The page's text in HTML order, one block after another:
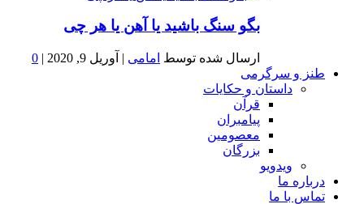
بگو سنگ باشید یا آهن یا هر چی
ارسال شده توسط امامی | آوریل 9, 2020 |
0
طنز و سرگرمی
داستان و حکایات
قرآن
پیامبران
معصومین
بزرگان
ویدویو
درباره ما
تماس با ما